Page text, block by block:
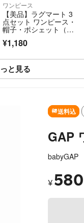
ワンピース
​【美品】ラグマート 3
点セット ワンピース・
帽子・ポシェット（80
¥1,180
と見る
送料込
GAP
babyGAP
¥ 580